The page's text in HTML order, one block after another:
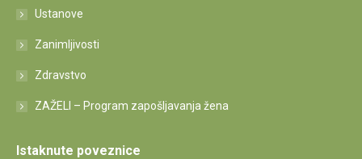
Ustanove
Zanimljivosti
Zdravstvo
ZAŽELI – Program zapošljavanja žena
Istaknute poveznice